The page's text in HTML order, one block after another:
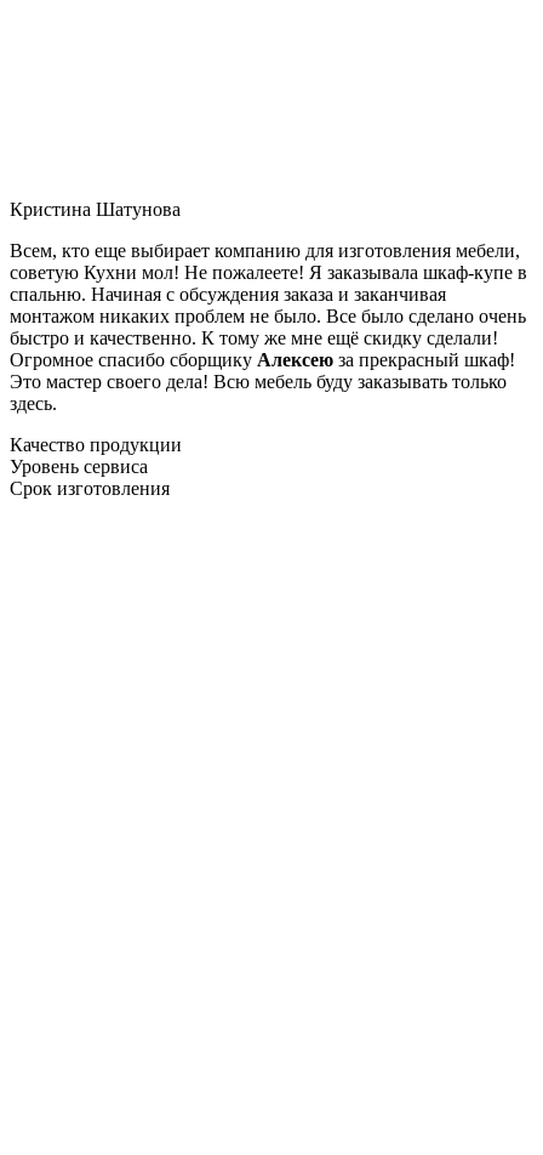
Кристина Шатунова
Всем, кто еще выбирает компанию для изготовления мебели,
советую Кухни мол! Не пожалеете! Я заказывала шкаф-купе в
спальню. Начиная с обсуждения заказа и заканчивая
монтажом никаких проблем не было. Все было сделано очень
быстро и качественно. К тому же мне ещё скидку сделали!
Огромное спасибо сборщику Алексею за прекрасный шкаф!
Это мастер своего дела! Всю мебель буду заказывать только
здесь.
Качество продукции
Уровень сервиса
Срок изготовления